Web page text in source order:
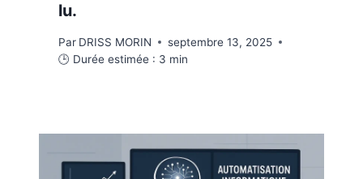
lu.
Par DRISS MORIN
septembre 13, 2025
🕒 Durée estimée : 3 min